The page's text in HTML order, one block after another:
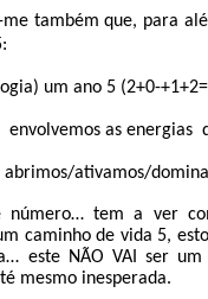
me também que, para
um ano 5 (2+0-
envolvemos as energias
abrimos/ativamos/
número… tem a ver
caminho de vida 5,
este NÃO VAI ser
mesmo inesperada.